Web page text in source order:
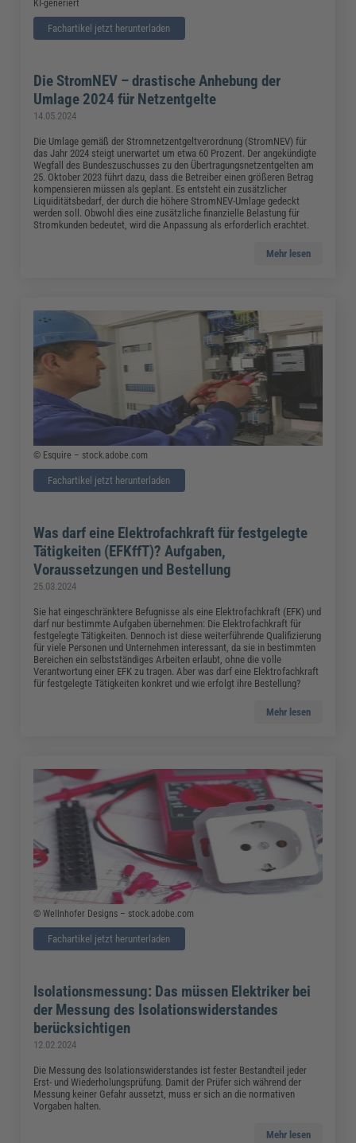
KI-generiert
Fachartikel jetzt herunterladen
Die StromNEV – drastische Anhebung der
Umlage 2024 für Netzentgelte
14.05.2024
Die Umlage gemäß der Stromnetzentgeltverordnung (StromNEV) für
das Jahr 2024 steigt unerwartet um etwa 60 Prozent. Der angekündigte
Wegfall des Bundeszuschusses zu den Übertragungsnetzentgelten am
25. Oktober 2023 führt dazu, dass die Betreiber einen größeren Betrag
kompensieren müssen als geplant. Es entsteht ein zusätzlicher
Liquiditätsbedarf, der durch die höhere StromNEV-Umlage gedeckt
werden soll. Obwohl dies eine zusätzliche finanzielle Belastung für
Stromkunden bedeutet, wird die Anpassung als erforderlich erachtet.
Mehr lesen
© Esquire – stock.adobe.com
Fachartikel jetzt herunterladen
Was darf eine Elektrofachkraft für festgelegte
Tätigkeiten (EFKffT)? Aufgaben,
Voraussetzungen und Bestellung
25.03.2024
Sie hat eingeschränktere Befugnisse als eine Elektrofachkraft (EFK) und
darf nur bestimmte Aufgaben übernehmen: Die Elektrofachkraft für
festgelegte Tätigkeiten. Dennoch ist diese weiterführende Qualifizierung
für viele Personen und Unternehmen interessant, da sie in bestimmten
Bereichen ein selbstständiges Arbeiten erlaubt, ohne die volle
Verantwortung einer EFK zu tragen. Aber was darf eine Elektrofachkraft
für festgelegte Tätigkeiten konkret und wie erfolgt ihre Bestellung?
Mehr lesen
© Wellnhofer Designs – stock.adobe.com
Fachartikel jetzt herunterladen
Isolationsmessung: Das müssen Elektriker bei
der Messung des Isolationswiderstandes
berücksichtigen
12.02.2024
Die Messung des Isolationswiderstandes ist fester Bestandteil jeder
Erst- und Wiederholungsprüfung. Damit der Prüfer sich während der
Messung keiner Gefahr aussetzt, muss er sich an die normativen
Vorgaben halten.
Mehr lesen